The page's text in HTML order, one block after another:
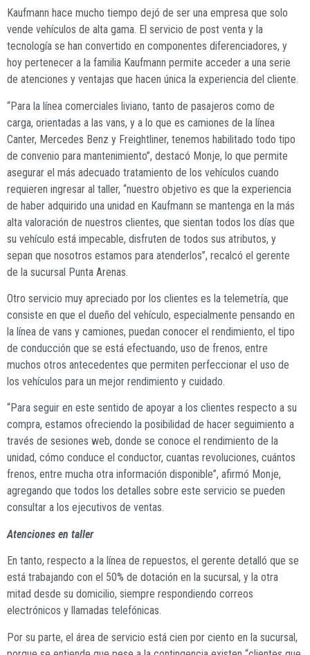
Kaufmann hace mucho tiempo dejó de ser una empresa que solo
vende vehículos de alta gama. El servicio de post venta y la
tecnología se han convertido en componentes diferenciadores, y
hoy pertenecer a la familia Kaufmann permite acceder a una serie
de atenciones y ventajas que hacen única la experiencia del cliente.
“Para la línea comerciales liviano, tanto de pasajeros como de
carga, orientadas a las vans, y a lo que es camiones de la línea
Canter, Mercedes Benz y Freightliner, tenemos habilitado todo tipo
de convenio para mantenimiento”, destacó Monje, lo que permite
asegurar el más adecuado tratamiento de los vehículos cuando
requieren ingresar al taller, “nuestro objetivo es que la experiencia
de haber adquirido una unidad en Kaufmann se mantenga en la más
alta valoración de nuestros clientes, que sientan todos los días que
su vehículo está impecable, disfruten de todos sus atributos, y
sepan que nosotros estamos para atenderlos”, recalcó el gerente
de la sucursal Punta Arenas.
Otro servicio muy apreciado por los clientes es la telemetría, que
consiste en que el dueño del vehículo, especialmente pensando en
la línea de vans y camiones, puedan conocer el rendimiento, el tipo
de conducción que se está efectuando, uso de frenos, entre
muchos otros antecedentes que permiten perfeccionar el uso de
los vehículos para un mejor rendimiento y cuidado.
“Para seguir en este sentido de apoyar a los clientes respecto a su
compra, estamos ofreciendo la posibilidad de hacer seguimiento a
través de sesiones web, donde se conoce el rendimiento de la
unidad, cómo conduce el conductor, cuantas revoluciones, cuántos
frenos, entre mucha otra información disponible”, afirmó Monje,
agregando que todos los detalles sobre este servicio se pueden
consultar a los ejecutivos de ventas.
Atenciones en taller
En tanto, respecto a la línea de repuestos, el gerente detalló que se
está trabajando con el 50% de dotación en la sucursal, y la otra
mitad desde su domicilio, siempre respondiendo correos
electrónicos y llamadas telefónicas.
Por su parte, el área de servicio está cien por ciento en la sucursal,